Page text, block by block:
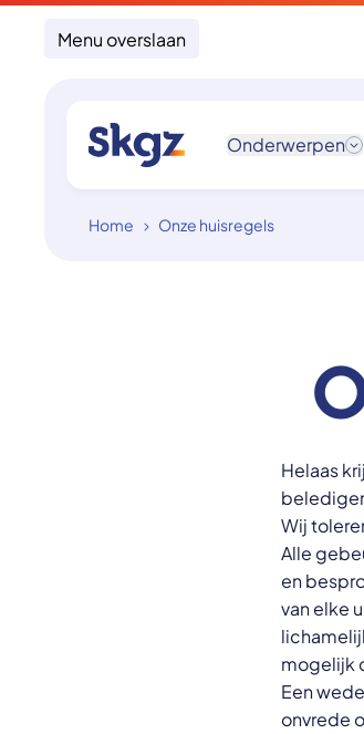
Menu overslaan
Onderwerpen
Home Onze huisregels
Helaas
Wij
Alle
en
van elke
mogelijk
Een
onvrede